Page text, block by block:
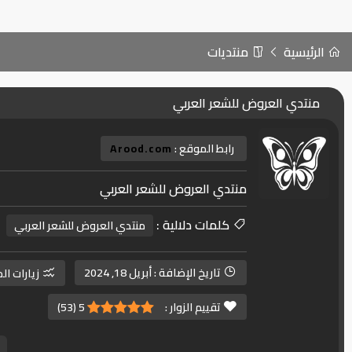
الرئيسية منتديات
منتدي العروض للشعر العربي
رابط الموقع :Arood.com
منتدي العروض للشعر العربي
كلمات دلالية :
منتدي العروض للشعر العربي
تاريخ الإضافة :أبريل 18, 2024
زيارات
تقييم الزوار :
5
(
53
)